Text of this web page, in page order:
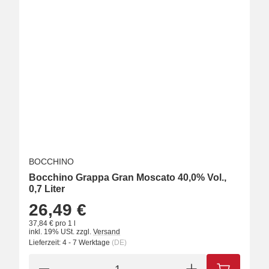
BOCCHINO
Bocchino Grappa Gran Moscato 40,0% Vol.,
0,7 Liter
26,49 €
37,84 € pro 1 l
inkl. 19% USt. zzgl. Versand
Lieferzeit: 4 - 7 Werktage (DE)